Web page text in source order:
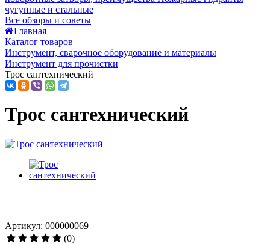
чугунные и стальные
Все обзоры и советы
Главная
Каталог товаров
Инструмент, сварочное оборудование и материалы
Инструмент для прочистки
Трос сантехнический
Трос сантехнический
Артикул: 000000069
(0)